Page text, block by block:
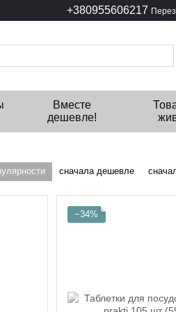
+380955606217
Вместе
дешевле!
сначала дешевле
−34%